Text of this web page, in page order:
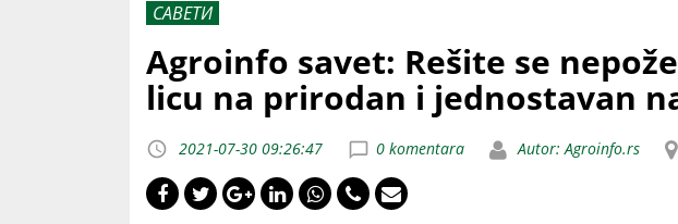
САВЕТИ
Agroinfo savet: Rešite se
licu na prirodan i jednostavan
2021-07-30 09:26:47 0 komentara Autor: Agroinfo.rs